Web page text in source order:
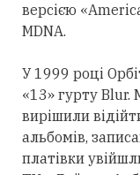
версією
MDNA.
У 1999 році
«13» гурту Blur.
вирішили
альбомів,
платівки